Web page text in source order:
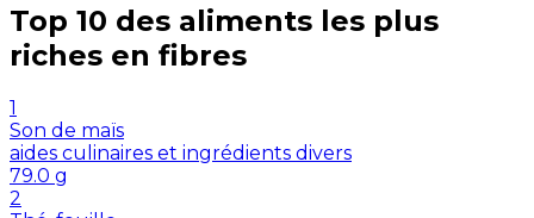
Top 10 des aliments les plus
riches en fibres
1
Son de maïs
aides culinaires et ingrédients divers
79.0 g
2